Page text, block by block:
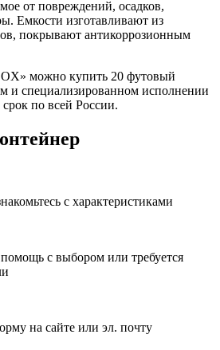
от повреждений, осадков,
Емкости изготавливают из
покрывают антикоррозионным
можно купить 20 футовый
и специализированном исполнении
по всей России.
с характеристиками
с выбором или требуется
на сайте или эл. почту